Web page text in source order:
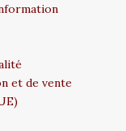
et de vente